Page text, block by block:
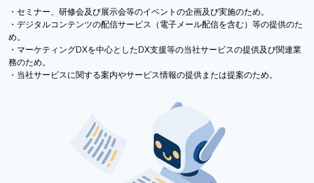
・セミナー、研修会及び展示会等のイベントの企画及び実施のため。
・デジタルコンテンツの配信サービス（電子メール配信を含む）等の提供のた
め。
・マーケティングDXを中心としたDX支援等の当社サービスの提供及び関連業
務のため。
・当社サービスに関する案内やサービス情報の提供または提案のため。